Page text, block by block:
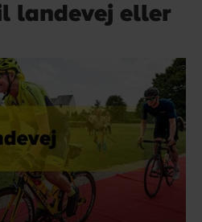
landevej eller